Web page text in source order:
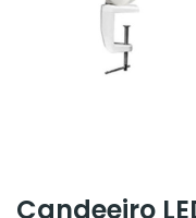
Candeeiro